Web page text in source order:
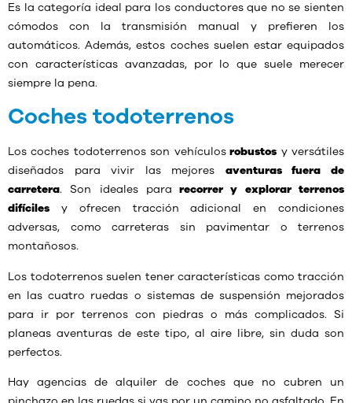
Es la categoría ideal para los conductores que no se sienten
cómodos con la transmisión manual y prefieren los
automáticos. Además, estos coches suelen estar equipados
con características avanzadas, por lo que suele merecer
siempre la pena.
Coches todoterrenos
Los coches todoterrenos son vehículosrobustos y versátiles
diseñados para vivir las mejores aventuras fuera de
carretera. Son ideales para recorrer y explorar terrenos
difíciles y ofrecen tracción adicional en condiciones
adversas, como carreteras sin pavimentar o terrenos
montañosos.
Los todoterrenos suelen tener características como tracción
en las cuatro ruedas o sistemas de suspensión mejorados
para ir por terrenos con piedras o más complicados. Si
planeas aventuras de este tipo, al aire libre, sin duda son
perfectos.
Hay agencias de alquiler de coches que no cubren un